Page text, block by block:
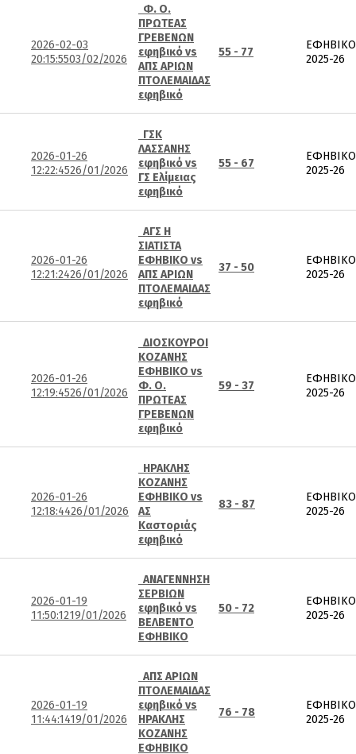
2026-02-03
20:15:5503/02/2026
Φ. Ο.
ΠΡΩΤΕΑΣ
ΓΡΕΒΕΝΩΝ
εφηβικό vs
ΑΠΣ ΑΡΙΩΝ
ΠΤΟΛΕΜΑΙΔΑΣ
εφηβικό
55 - 77
ΕΦΗΒΙΚΟ
2025-26
2026-01-26
12:22:4526/01/2026
ΓΣΚ
ΛΑΣΣΑΝΗΣ
εφηβικό vs
ΓΣ Ελίμειας
εφηβικό
55 - 67
ΕΦΗΒΙΚΟ
2025-26
2026-01-26
12:21:2426/01/2026
ΑΓΣ Η
ΣΙΑΤΙΣΤΑ
ΕΦΗΒΙΚΟ vs
ΑΠΣ ΑΡΙΩΝ
ΠΤΟΛΕΜΑΙΔΑΣ
εφηβικό
37 - 50
ΕΦΗΒΙΚΟ
2025-26
2026-01-26
12:19:4526/01/2026
ΔΙΟΣΚΟΥΡΟΙ
ΚΟΖΑΝΗΣ
ΕΦΗΒΙΚΟ vs
Φ. Ο.
ΠΡΩΤΕΑΣ
ΓΡΕΒΕΝΩΝ
εφηβικό
59 - 37
ΕΦΗΒΙΚΟ
2025-26
2026-01-26
12:18:4426/01/2026
ΗΡΑΚΛΗΣ
ΚΟΖΑΝΗΣ
ΕΦΗΒΙΚΟ vs
ΑΣ
Καστοριάς
εφηβικό
83 - 87
ΕΦΗΒΙΚΟ
2025-26
2026-01-19
11:50:1219/01/2026
ΑΝΑΓΕΝΝΗΣΗ
ΣΕΡΒΙΩΝ
εφηβικό vs
ΒΕΛΒΕΝΤΟ
ΕΦΗΒΙΚΟ
50 - 72
ΕΦΗΒΙΚΟ
2025-26
2026-01-19
11:44:1419/01/2026
ΑΠΣ ΑΡΙΩΝ
ΠΤΟΛΕΜΑΙΔΑΣ
εφηβικό vs
ΗΡΑΚΛΗΣ
ΚΟΖΑΝΗΣ
ΕΦΗΒΙΚΟ
76 - 78
ΕΦΗΒΙΚΟ
2025-26